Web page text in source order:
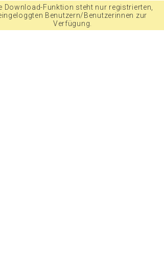
Download-Funktion steht nur registrierten,
Benutzern/Benutzerinnen zur
Verfügung.